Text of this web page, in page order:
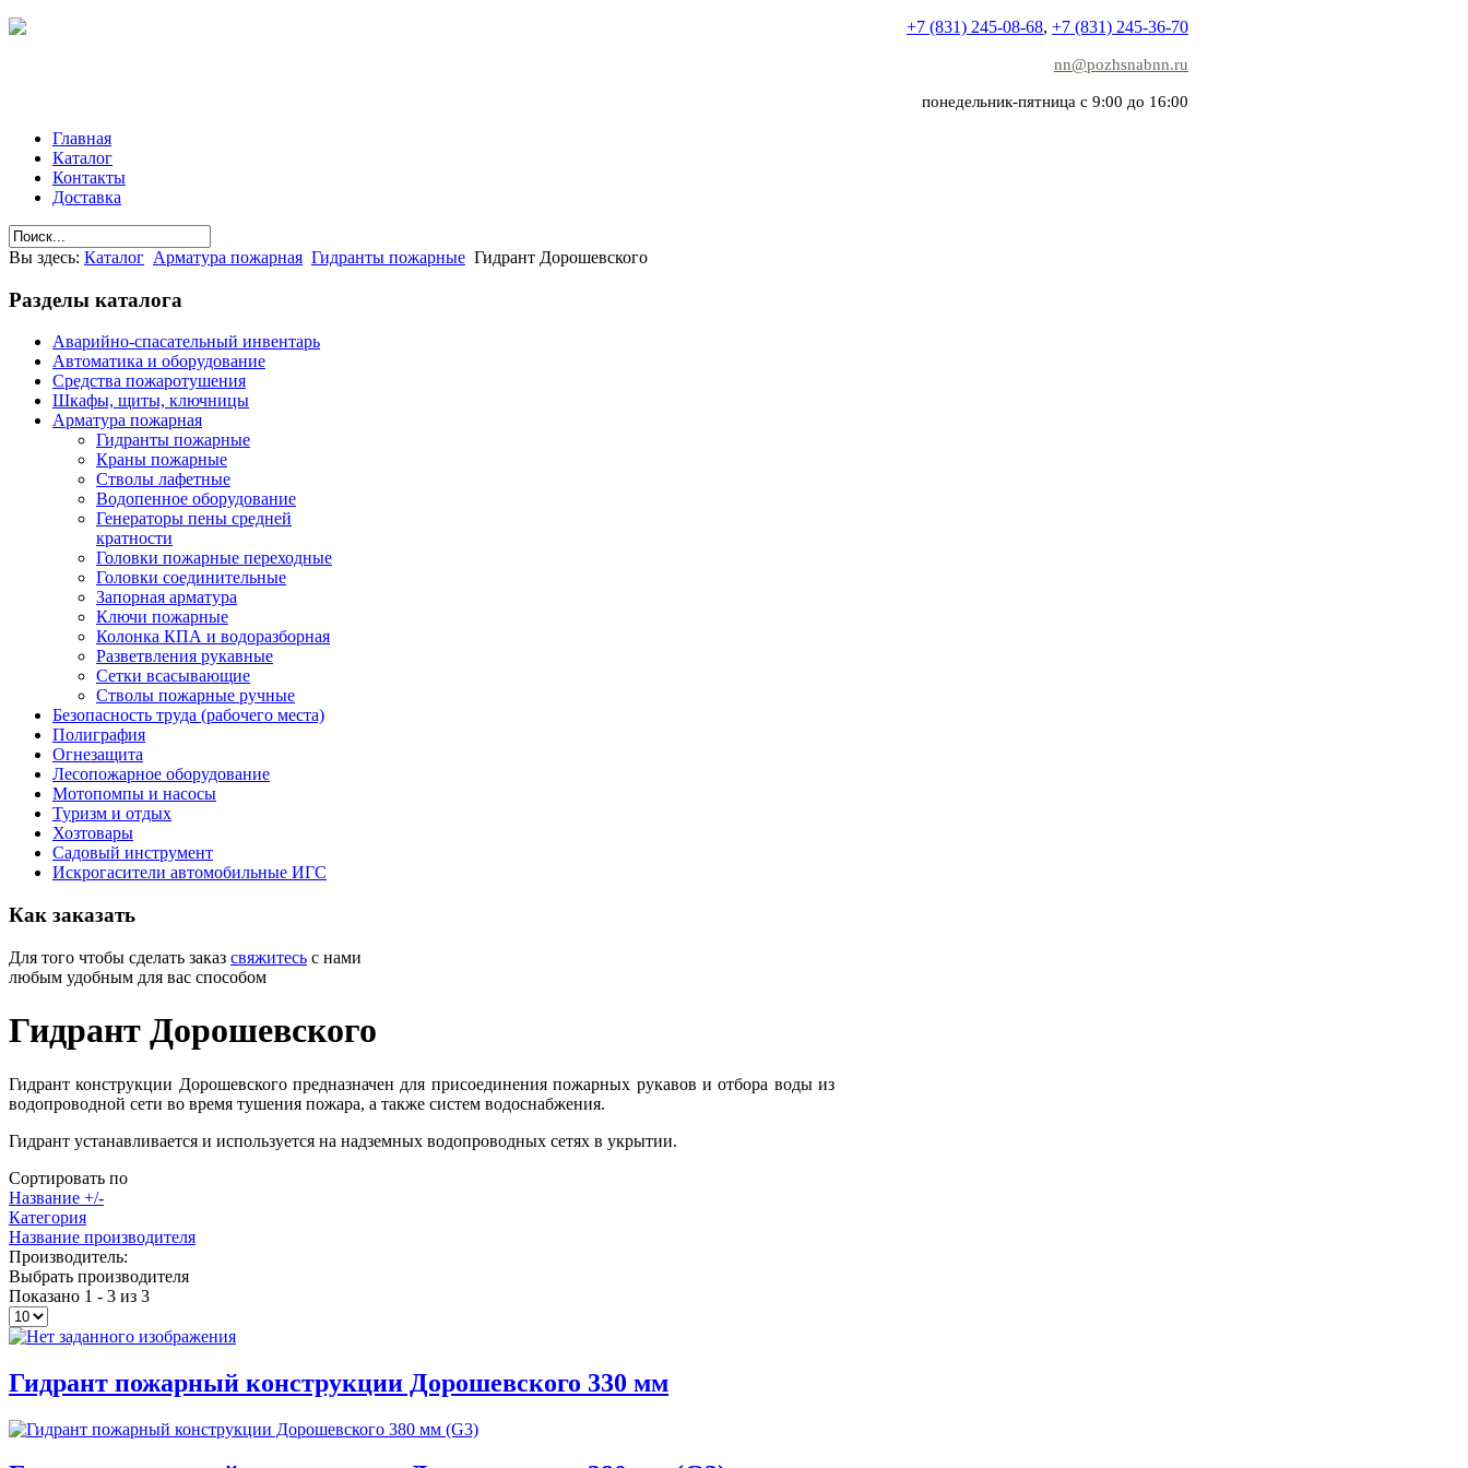
+7 (831) 245-08-68, +7 (831) 245-36-70
nn@pozhsnabnn.ru
понедельник-пятница с 9:00 до 16:00
Главная
Каталог
Контакты
Доставка
Вы здесь: Каталог Арматура пожарная Гидранты пожарные Гидрант Дорошевского
Разделы каталога
Аварийно-спасательный инвентарь
Автоматика и оборудование
Средства пожаротушения
Шкафы, щиты, ключницы
Арматура пожарная
Гидранты пожарные
Краны пожарные
Стволы лафетные
Водопенное оборудование
Генераторы пены средней
кратности
Головки пожарные переходные
Головки соединительные
Запорная арматура
Ключи пожарные
Колонка КПА и водоразборная
Разветвления рукавные
Сетки всасывающие
Стволы пожарные ручные
Безопасность труда (рабочего места)
Полиграфия
Огнезащита
Лесопожарное оборудование
Мотопомпы и насосы
Туризм и отдых
Хозтовары
Садовый инструмент
Искрогасители автомобильные ИГС
Как заказать
Для того чтобы сделать заказ свяжитесь с нами
любым удобным для вас способом
Гидрант Дорошевского
Гидрант конструкции Дорошевского предназначен для присоединения пожарных рукавов и отбора воды из
водопроводной сети во время тушения пожара, а также систем водоснабжения.
Гидрант устанавливается и используется на надземных водопроводных сетях в укрытии.
Сортировать по
Название +/-
Категория
Название производителя
Производитель:
Выбрать производителя
Показано 1 - 3 из 3
Гидрант пожарный конструкции Дорошевского 330 мм